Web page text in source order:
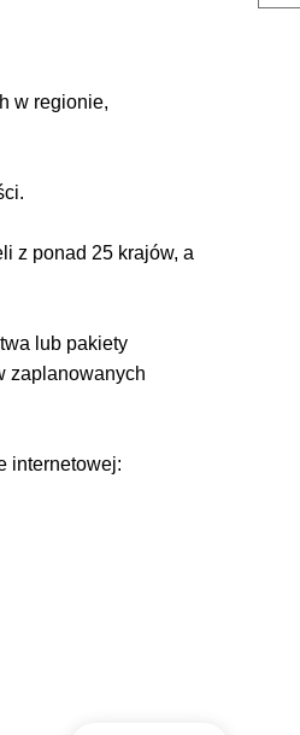
w regionie,
z ponad 25 krajów, a
lub pakiety
zaplanowanych
internetowej: